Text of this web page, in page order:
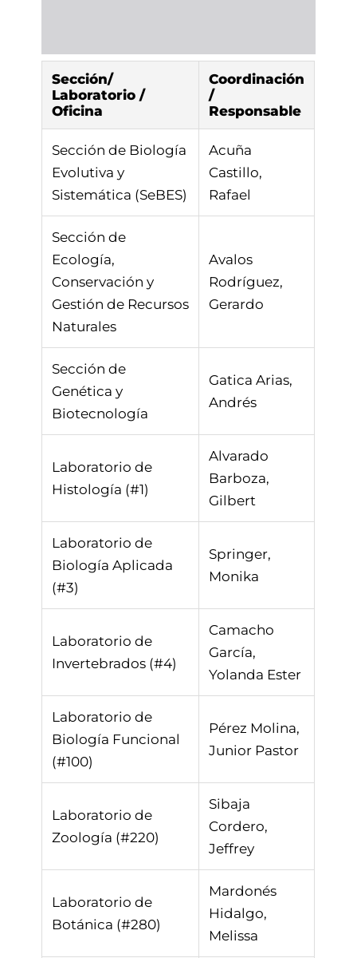
Sección/
Laboratorio /
Oficina
Coordinación
/
Responsable
Sección de Biología
Evolutiva y
Sistemática (SeBES)
Acuña
Castillo,
Rafael
Sección de
Ecología,
Conservación y
Gestión de Recursos
Naturales
Avalos
Rodríguez,
Gerardo
Sección de
Genética y
Biotecnología
Gatica Arias,
Andrés
Laboratorio de
Histología (#1)
Alvarado
Barboza,
Gilbert
Laboratorio de
Biología Aplicada
(#3)
Springer,
Monika
Laboratorio de
Invertebrados (#4)
Camacho
García,
Yolanda Ester
Laboratorio de
Biología Funcional
(#100)
Pérez Molina,
Junior Pastor
Laboratorio de
Zoología (#220)
Sibaja
Cordero,
Jeffrey
Laboratorio de
Botánica (#280)
Mardonés
Hidalgo,
Melissa